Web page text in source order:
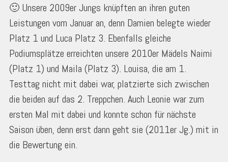
🙂 Unsere 2009er Jungs knüpften an ihren guten
Leistungen vom Januar an, denn Damien belegte wieder
Platz 1 und Luca Platz 3. Ebenfalls gleiche
Podiumsplätze erreichten unsere 2010er Mädels Naimi
(Platz 1) und Maila (Platz 3). Louisa, die am 1.
Testtag nicht mit dabei war, platzierte sich zwischen
die beiden auf das 2. Treppchen. Auch Leonie war zum
ersten Mal mit dabei und konnte schon für nächste
Saison üben, denn erst dann geht sie (2011er Jg.) mit in
die Bewertung ein.